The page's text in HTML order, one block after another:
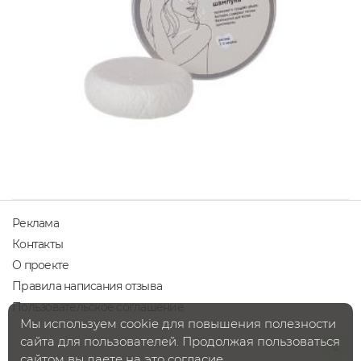
Реклама
Контакты
О проекте
Правила написания отзыва
Пользовательское соглашение
Мы используем cookie для повышения полезности
сайта для пользователей. Продолжая пользоваться